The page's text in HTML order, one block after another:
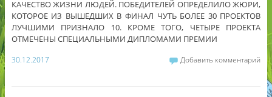
КАЧЕСТВО ЖИЗНИ ЛЮДЕЙ. ПОБЕДИТЕЛЕЙ ОПРЕДЕЛИЛО ЖЮРИ,
КОТОРОЕ ИЗ ВЫШЕДШИХ В ФИНАЛ ЧУТЬ БОЛЕЕ 30 ПРОЕКТОВ
ЛУЧШИМИ ПРИЗНАЛО 10. КРОМЕ ТОГО, ЧЕТЫРЕ ПРОЕКТА
ОТМЕЧЕНЫ СПЕЦИАЛЬНЫМИ ДИПЛОМАМИ ПРЕМИИ
30.12.2017 Добавить комментарий